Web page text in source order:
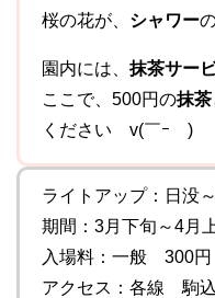
桜の花が、 シャワー
園内には、 抹茶サー
ここで、500円の抹茶
ください v(￣ｰ￣)
ライトアップ：日没
期間：3月下旬～4月
入場料：一般 300円
アクセス：各線 駒